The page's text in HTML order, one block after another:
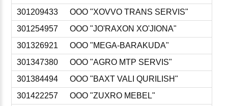
301209433
ООО "XOVVO TRANS SERVIS"
301254957
ООО "JO'RAXON XO'JIONA"
301326921
ООО "MEGA-BARAKUDA"
301347380
ООО "AGRO MTP SERVIS"
301384494
ООО "BAXT VALI QURILISH"
301422257
ООО "ZUXRO MEBEL"